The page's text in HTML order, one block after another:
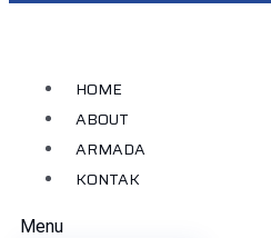
HOME
ABOUT
ARMADA
KONTAK
Menu